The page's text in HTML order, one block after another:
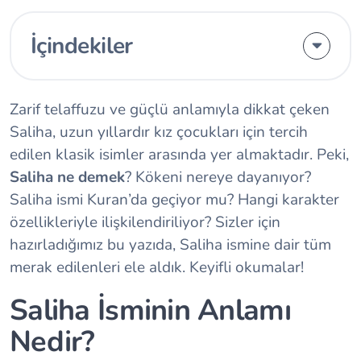
İçindekiler
Zarif telaffuzu ve güçlü anlamıyla dikkat çeken
Saliha, uzun yıllardır kız çocukları için tercih
edilen klasik isimler arasında yer almaktadır. Peki,
Saliha ne demek? Kökeni nereye dayanıyor?
Saliha ismi Kuran’da geçiyor mu? Hangi karakter
özellikleriyle ilişkilendiriliyor? Sizler için
hazırladığımız bu yazıda, Saliha ismine dair tüm
merak edilenleri ele aldık. Keyifli okumalar!
Saliha İsminin Anlamı
Nedir?